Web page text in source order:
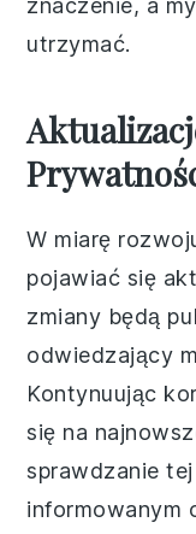
znaczenie, a
utrzymać.
W miarę
pojawiać się
zmiany będą
odwiedzający
Kontynuując
się na
sprawdzanie
informowanym